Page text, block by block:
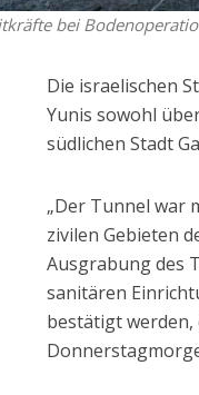
bei
Die israelischen
Yunis sowohl
südlichen Stadt
„Der Tunnel war
zivilen Gebieten
Ausgrabung des
sanitären
bestätigt werden,